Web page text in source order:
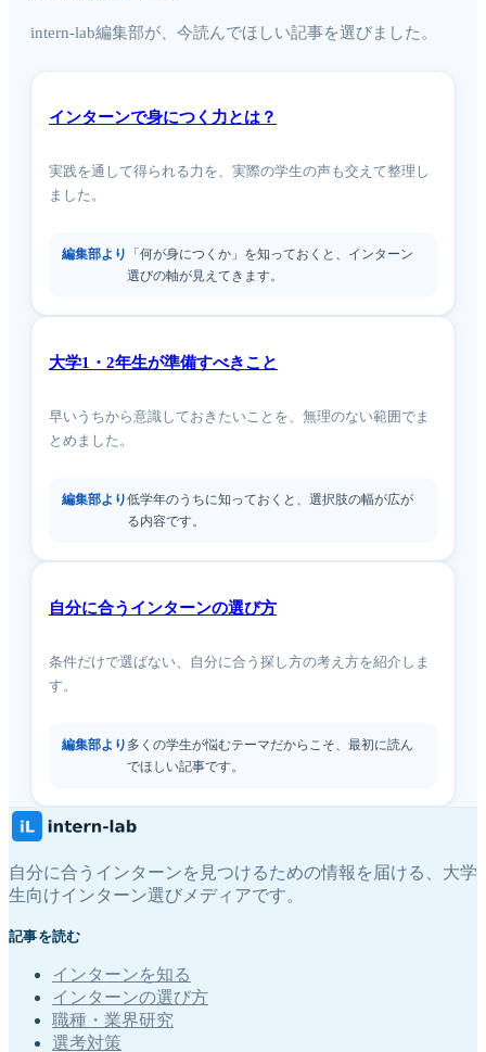
intern-lab編集部が、今読んでほしい記事を選びました。
インターンで身につく力とは？
実践を通して得られる力を、実際の学生の声も交えて整理し
ました。
編集部より
「何が身につくか」を知っておくと、インターン
選びの軸が見えてきます。
大学1・2年生が準備すべきこと
早いうちから意識しておきたいことを、無理のない範囲でま
とめました。
編集部より低学年のうちに知っておくと、選択肢の幅が広が
る内容です。
自分に合うインターンの選び方
条件だけで選ばない、自分に合う探し方の考え方を紹介しま
す。
編集部より 多くの学生が悩むテーマだからこそ、最初に読ん
でほしい記事です。
自分に合うインターンを見つけるための情報を届ける、大学
生向けインターン選びメディアです。
記事を読む
インターンを知る
インターンの選び方
職種・業界研究
選考対策